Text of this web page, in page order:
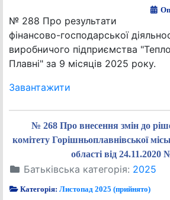
№ 288 Про результати
фінансово-господарської
виробничого підприємства
Плавні" за 9 місяців 2025 року.
Завантажити
№ 268 Про внесення змін до
комітету Горішньоплавнівської
області від 24.11.2020
Батьківська категорія: 2025
Категорія:Листопад 2025 (прийнято)